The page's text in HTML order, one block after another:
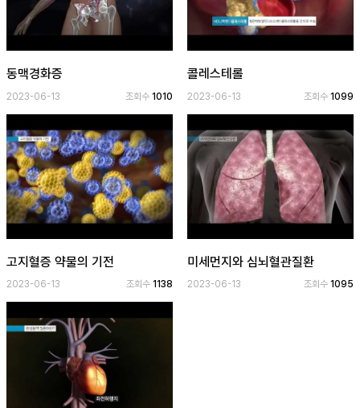
동맥경화증
2023-06-13 조회수1010
콜레스테롤
2023-06-13 조회수 1099
고지혈증 약물의 기전
2023-06-13 조회수1138
미세먼지와 심뇌혈관질환
2023-06-13 조회수 1095